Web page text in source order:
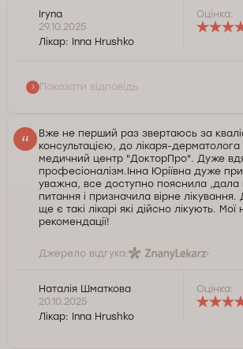
Доброго дня, Ірино. Дякуємо за відгук.
приємні Ваші щирі слова подяки на
лікаря. Для нас важливо знати, що наш
турбувала. Вдячні, що Ви публічно
досвідом звернення. Завжди готові
Служба контролю якості Докторпро
Iryna
29.10.2025
Лікар: Inna Hrushko
Оцінка:
Показати відповідь
Вже не перший раз звертаюсь за
консультацією, до лікаря-дерматолога
медичний центр "ДокторПро". Дуже
професіоналізм.Інна Юріївна дуже
уважна, все доступно пояснила ,дала
питання і призначила вірне
ще є такі лікарі які дійсно лікують. Мої
рекомендації!
Джерело відгука:
Наталія Шматкова
20.10.2025
Лікар: Inna Hrushko
Оцінка: